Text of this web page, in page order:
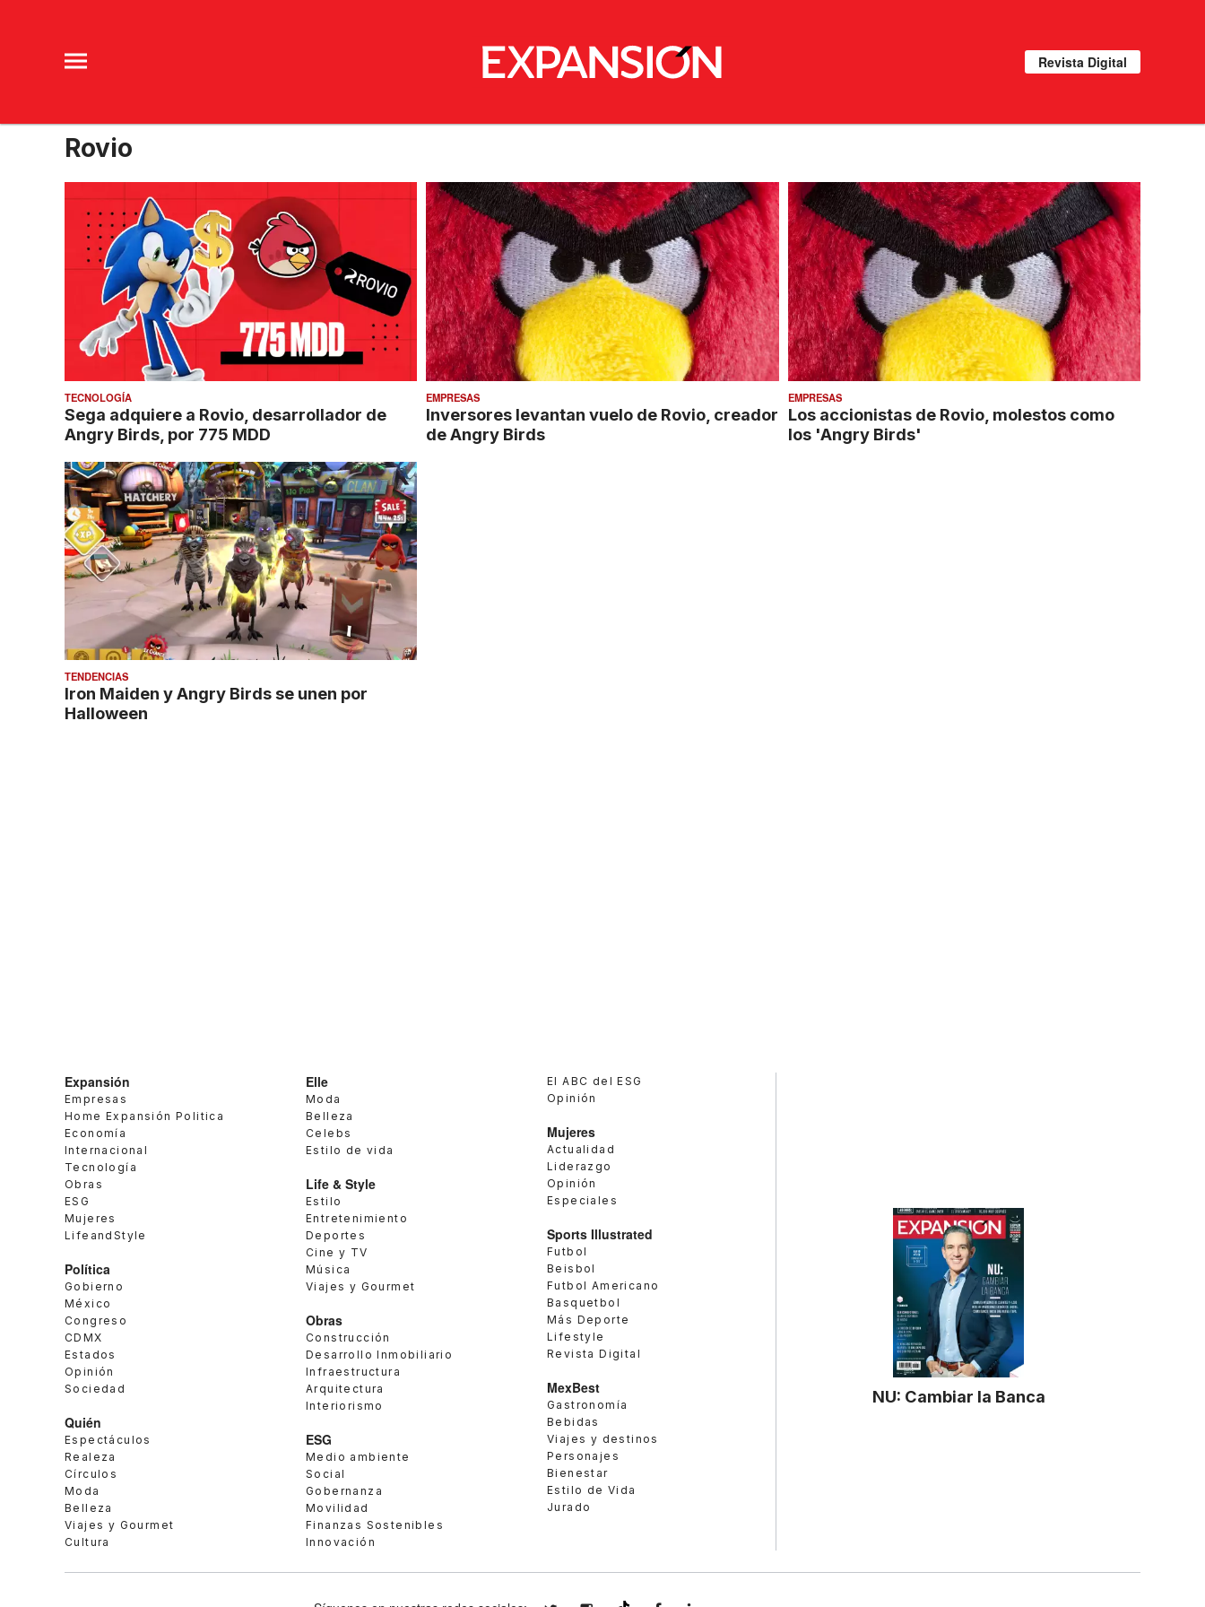
Revista Digital
Rovio
TECNOLOGÍA
Sega adquiere a Rovio, desarrollador de
Angry Birds, por 775 MDD
EMPRESAS
Inversores levantan vuelo de Rovio, creador
de Angry Birds
EMPRESAS
Los accionistas de Rovio, molestos como
los 'Angry Birds'
TENDENCIAS
Iron Maiden y Angry Birds se unen por
Halloween
Expansión
Empresas
Home Expansión Politica
Economía
Internacional
Tecnología
Obras
ESG
Mujeres
LifeandStyle
Política
Gobierno
México
Congreso
CDMX
Estados
Opinión
Sociedad
Quién
Espectáculos
Realeza
Círculos
Moda
Belleza
Viajes y Gourmet
Cultura
Elle
Moda
Belleza
Celebs
Estilo de vida
Life & Style
Estilo
Entretenimiento
Deportes
Cine y TV
Música
Viajes y Gourmet
Obras
Construcción
Desarrollo Inmobiliario
Infraestructura
Arquitectura
Interiorismo
ESG
Medio ambiente
Social
Gobernanza
Movilidad
Finanzas Sostenibles
Innovación
El ABC del ESG
Opinión
Mujeres
Actualidad
Liderazgo
Opinión
Especiales
Sports Illustrated
Futbol
Beisbol
Futbol Americano
Basquetbol
Más Deporte
Lifestyle
Revista Digital
MexBest
Gastronomía
Bebidas
Viajes y destinos
Personajes
Bienestar
Estilo de Vida
Jurado
NU: Cambiar la Banca